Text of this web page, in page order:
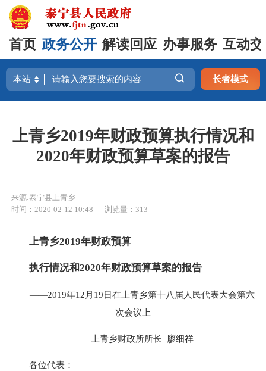
首页 政务公开 解读回应 办事服务 互动
长者模式
上青乡2019年财政预算执行情况和
2020年财政预算草案的报告
来源:泰宁县上青乡
时间：2020-02-12 10:48
浏览量：313
上青乡2019年财政预算
执行情况和2020年财政预算草案的报告
——2019年12月19日在上青乡第十八届人民代表大会第六
次会议上
上青乡财政所所长 廖细祥
各位代表：